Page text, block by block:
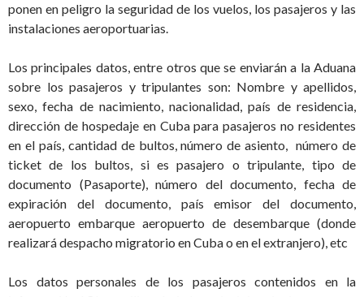
ponen en peligro la seguridad de los vuelos, los pasajeros y las
instalaciones aeroportuarias.
Los principales datos, entre otros que se enviarán a la Aduana
sobre los pasajeros y tripulantes son: Nombre y apellidos,
sexo, fecha de nacimiento, nacionalidad, país de residencia,
dirección de hospedaje en Cuba para pasajeros no residentes
en el país, cantidad de bultos, número de asiento, número de
ticket de los bultos, si es pasajero o tripulante, tipo de
documento (Pasaporte), número del documento, fecha de
expiración del documento, país emisor del documento,
aeropuerto embarque aeropuerto de desembarque (donde
realizará despacho migratorio en Cuba o en el extranjero), etc
Los datos personales de los pasajeros contenidos en la